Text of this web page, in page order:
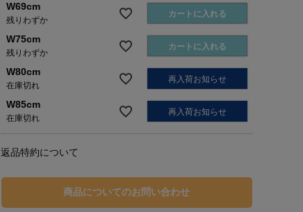
W69cm
残りわずか
カートに入れる
W75cm
残りわずか
カートに入れる
W80cm
在庫切れ
再入荷お知らせ
W85cm
在庫切れ
再入荷お知らせ
返品特約について
商品についてのお問い合わせ